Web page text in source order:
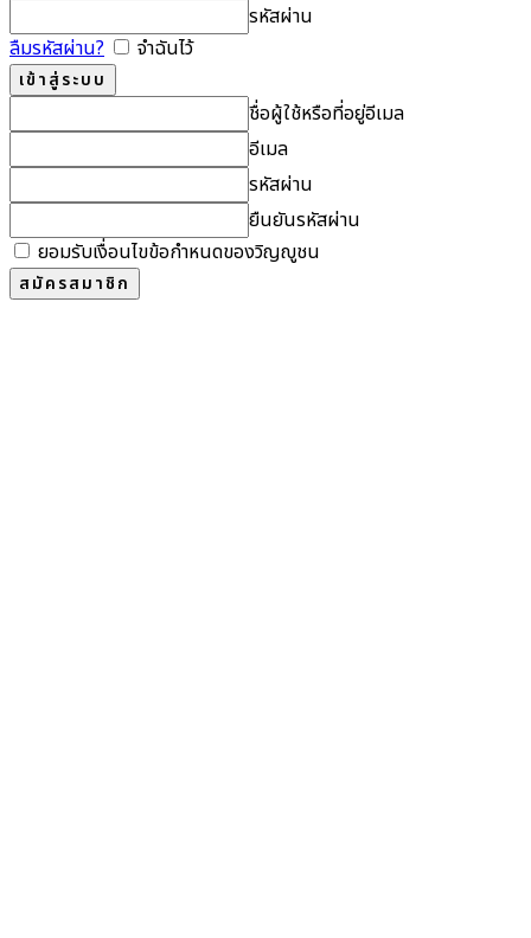
รหัสผ่าน
ลืมรหัสผ่าน?
จำฉันไว้
ชื่อผู้ใช้หรือที่อยู่อีเมล
อีเมล
รหัสผ่าน
ยืนยันรหัสผ่าน
ยอมรับเงื่อนไขข้อกำหนดของวิญญูชน